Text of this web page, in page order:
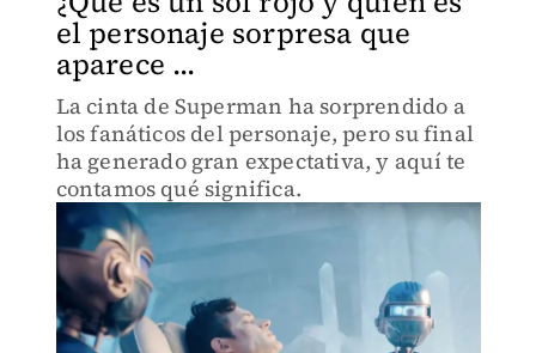
el personaje sorpresa que
aparece ...
La cinta de Superman ha sorprendido a
los fanáticos del personaje, pero su final
ha generado gran expectativa, y aquí te
contamos qué significa.